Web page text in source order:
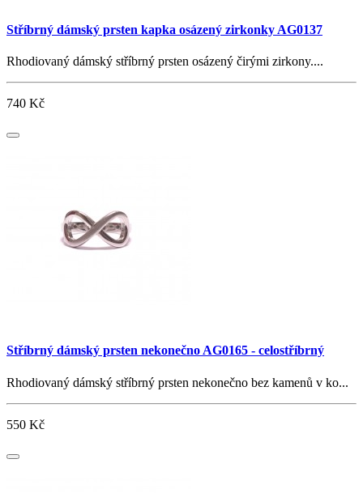
Stříbrný dámský prsten kapka osázený zirkonky AG0137
Rhodiovaný dámský stříbrný prsten osázený čirými zirkony....
740 Kč
Stříbrný dámský prsten nekonečno AG0165 - celostříbrný
Rhodiovaný dámský stříbrný prsten nekonečno bez kamenů v ko...
550 Kč